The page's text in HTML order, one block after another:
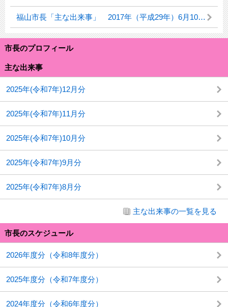
市長のプロフィール
主な出来事
2025年(令和7年)12月分
2025年(令和7年)11月分
2025年(令和7年)10月分
2025年(令和7年)9月分
2025年(令和7年)8月分
主な出来事の一覧を見る
市長のスケジュール
2026年度分（令和8年度分）
2025年度分（令和7年度分）
2024年度分（令和6年度分）
福山市長「主な出来事」 2017年（平成29年）6月10日（土曜日）